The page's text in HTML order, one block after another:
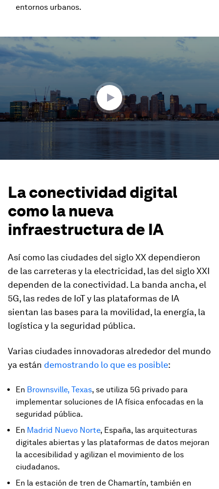
entornos urbanos.
seconds
3
La conectividad digital
como la nueva
infraestructura de IA
Así como las ciudades del siglo XX dependieron
de las carreteras y la electricidad, las del siglo XXI
dependen de la conectividad. La banda ancha, el
5G, las redes de IoT y las plataformas de IA
sientan las bases para la movilidad, la energía, la
logística y la seguridad pública.
Varias ciudades innovadoras alrededor del mundo
ya están demostrando lo que es posible:
En Brownsville, Texas, se utiliza 5G privado para
implementar soluciones de IA física enfocadas en la
seguridad pública.
En Madrid Nuevo Norte, España, las arquitecturas
digitales abiertas y las plataformas de datos mejoran
la accesibilidad y agilizan el movimiento de los
ciudadanos.
En la estación de tren de Chamartín, también en